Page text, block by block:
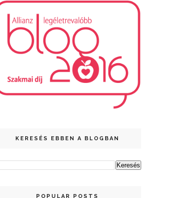
KERESÉS EBBEN A BLOGBAN
POPULAR POSTS